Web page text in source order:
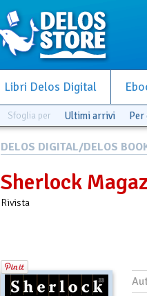
Libri Delos Digital
Sfoglia per Ultimi arrivi Per
DELOS DIGITAL/DELOS
Sherlock
Rivista